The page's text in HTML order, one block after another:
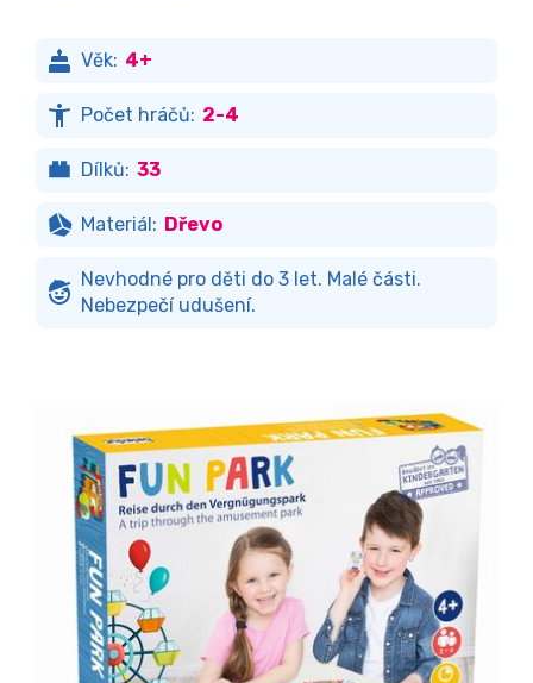
Věk: 4+
Počet hráčů: 2-4
Dílků: 33
Materiál: Dřevo
Nevhodné pro děti do 3 let. Malé části.
Nebezpečí udušení.